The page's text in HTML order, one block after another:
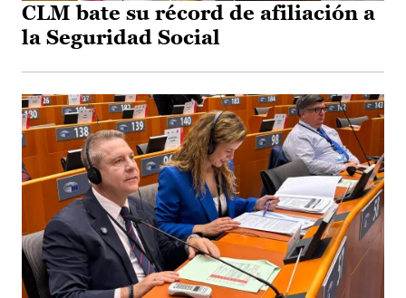
CLM bate su récord de afiliación a
la Seguridad Social